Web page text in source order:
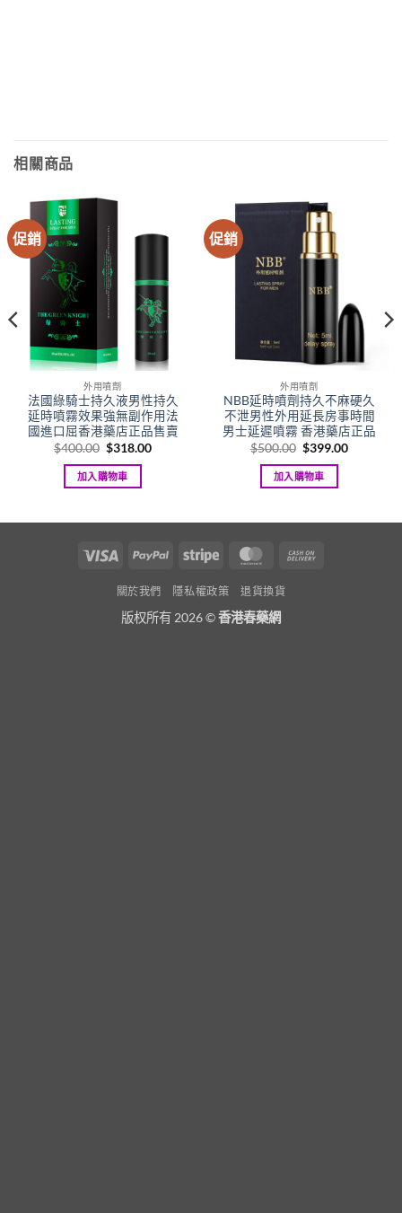
相關商品
促銷
外用噴劑
法國綠騎士持久液男性持久
延時噴霧效果強無副作用法
國進口屈香港藥店正品售賣
$400.00 Original
was:
$400.00.
$318.00Current
加入購物車
促銷
外用噴劑
NBB延時噴劑持久不麻硬久
不泄男性外用延長房事時間
男士延遲噴霧 香港藥店正品
$500.00 Original
was:
$500.00.
$399.00Current
加入購物車
Visa PayPal Stripe MasterCard
關於我們 隱私權政策 退貨換貨
版权所有 2026 ©香港春藥網